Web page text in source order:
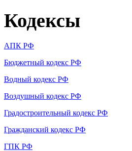
Кодексы
АПК РФ
Бюджетный кодекс РФ
Водный кодекс РФ
Воздушный кодекс РФ
Градостроительный кодекс РФ
Гражданский кодекс РФ
ГПК РФ